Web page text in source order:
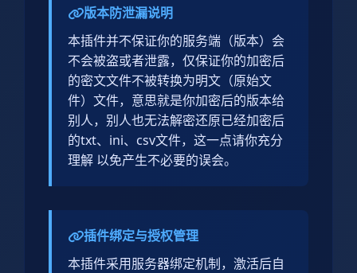
版本防泄漏说明
本插件并不保证你的服务端（版本）会
不会被盗或者泄露，仅保证你的加密后
的密文文件不被转换为明文（原始文
件）文件，意思就是你加密后的版本给
别人，别人也无法解密还原已经加密后
的txt、ini、csv文件，这一点请你充分
理解 以免产生不必要的误会。
插件绑定与授权管理
本插件采用服务器绑定机制，激活后自